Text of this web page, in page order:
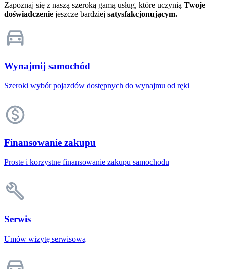
Zapoznaj się z naszą szeroką gamą usług, które uczynią Twoje
doświadczenie jeszcze bardziej satysfakcjonującym.
Wynajmij samochód
Szeroki wybór pojazdów dostępnych do wynajmu od ręki
Finansowanie zakupu
Proste i korzystne finansowanie zakupu samochodu
Serwis
Umów wizytę serwisową